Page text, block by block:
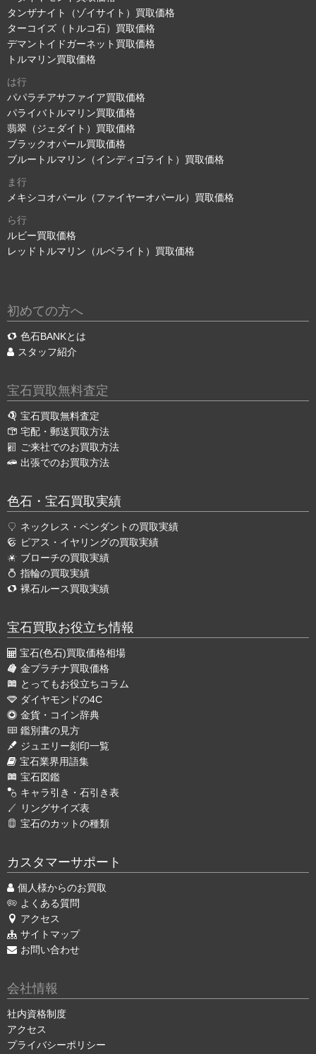
タンザナイト（ゾイサイト）買取価格
ターコイズ（トルコ石）買取価格
デマントイドガーネット買取価格
トルマリン買取価格
は行
パパラチアサファイア買取価格
パライバトルマリン買取価格
翡翠（ジェダイト）買取価格
ブラックオパール買取価格
ブルートルマリン（インディゴライト）買取価格
ま行
メキシコオパール（ファイヤーオパール）買取価格
ら行
ルビー買取価格
レッドトルマリン（ルベライト）買取価格
初めての方へ
色石BANKとは
スタッフ紹介
宝石買取無料査定
宝石買取無料査定
宅配・郵送買取方法
ご来社でのお買取方法
出張でのお買取方法
色石・宝石買取実績
ネックレス・ペンダントの買取実績
ピアス・イヤリングの買取実績
ブローチの買取実績
指輪の買取実績
裸石ルース買取実績
宝石買取お役立ち情報
宝石(色石)買取価格相場
金プラチナ買取価格
とってもお役立ちコラム
ダイヤモンドの4C
金貨・コイン辞典
鑑別書の見方
ジュエリー刻印一覧
宝石業界用語集
宝石図鑑
キャラ引き・石引き表
リングサイズ表
宝石のカットの種類
カスタマーサポート
個人様からのお買取
よくある質問
アクセス
サイトマップ
お問い合わせ
会社情報
社内資格制度
アクセス
プライバシーポリシー